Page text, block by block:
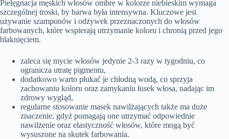
Pielęgnacja męskich włosów ombre w kolorze niebieskim wymaga
szczególnej troski, by barwa była intensywna. Kluczowe jest
używanie szamponów i odżywek przeznaczonych do włosów
farbowanych, które wspierają utrzymanie koloru i chronią przed jego
blaknięciem.
zaleca się mycie włosów jedynie 2-3 razy w tygodniu, co
ogranicza utratę pigmentu,
dodatkowo warto płukać je chłodną wodą, co sprzyja
zachowaniu koloru oraz zamykaniu łusek włosa, nadając im
zdrowy wygląd,
regularne stosowanie masek nawilżających także ma duże
znaczenie, gdyż pomagają one utrzymać odpowiednie
nawilżenie oraz elastyczność włosów, które mogą być
wysuszone na skutek farbowania.